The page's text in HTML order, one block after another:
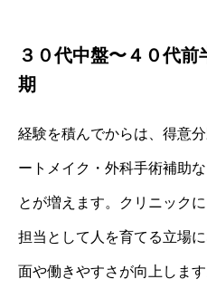
３０代中盤〜４０代
期
経験を積んでからは、得意
ートメイク・外科手術補助
とが増えます。クリニック
担当として人を育てる立場
面や働きやすさが向上します